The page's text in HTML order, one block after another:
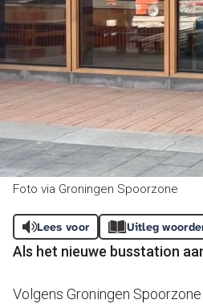
Foto via Groningen Spoorzone
Lees voor Uitleg
Als het nieuwe busstation
Volgens Groningen